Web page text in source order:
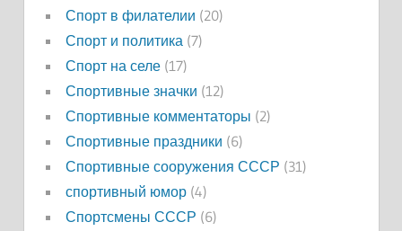
Спорт в филателии (20)
Спорт и политика (7)
Спорт на селе(17)
Спортивные значки (12)
Спортивные комментаторы (2)
Спортивные праздники (6)
Спортивные сооружения СССР (31)
спортивный юмор(4)
Спортсмены СССР (6)